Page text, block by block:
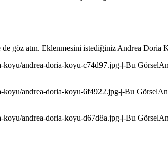
göz atın. Eklenmesini istediğiniz Andrea Doria
koyu/andrea-doria-koyu-c74d97.jpg-|-Bu
koyu/andrea-doria-koyu-6f4922.jpg-|-Bu
koyu/andrea-doria-koyu-d67d8a.jpg-|-Bu